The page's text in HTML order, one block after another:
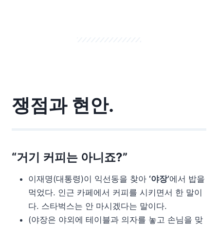
쟁점과 현안.
“거기 커피는 아니죠?”
이재명(대통령)이 익선동을 찾아 ‘야장’에서 밥을
먹었다. 인근 카페에서 커피를 시키면서 한 말이
다. 스타벅스는 안 마시겠다는 말이다.
(야장은 야외에 테이블과 의자를 놓고 손님을 맞